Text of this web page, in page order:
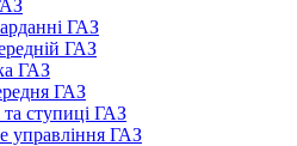
ГАЗ
ГАЗ
ГАЗ
ГАЗ
ступиці ГАЗ
управління ГАЗ